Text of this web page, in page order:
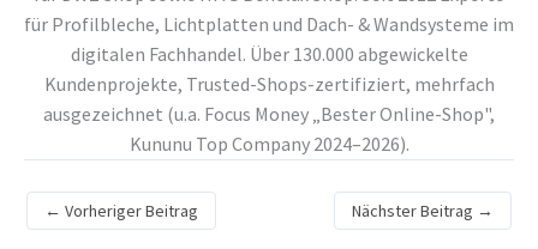
für Profilbleche, Lichtplatten und Dach- & Wandsysteme im
digitalen Fachhandel. Über 130.000 abgewickelte
Kundenprojekte, Trusted-Shops-zertifiziert, mehrfach
ausgezeichnet (u.a. Focus Money „Bester Online-Shop",
Kununu Top Company 2024–2026).
← Vorheriger Beitrag Nächster Beitrag →